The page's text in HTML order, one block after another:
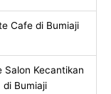
Cafe di Bumiaji
Salon Kecantikan
di Bumiaji